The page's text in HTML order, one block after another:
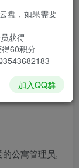
151 MB
关注 私信
公寓管理员,
盘，如果需要
获得
60积分
加入QQ群